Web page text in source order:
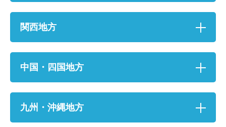
関西地方
中国・四国地方
九州・沖縄地方
お名前
電話番号
工事お見積り依頼